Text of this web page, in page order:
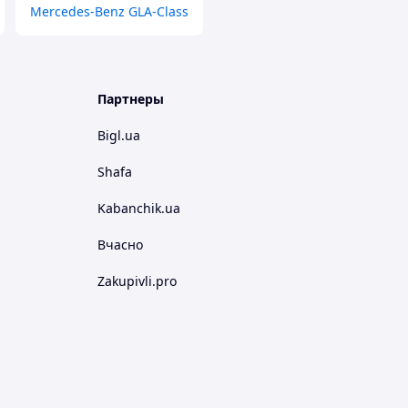
Mercedes-Benz GLA-Class
Партнеры
Bigl.ua
Shafa
Kabanchik.ua
Вчасно
Zakupivli.pro